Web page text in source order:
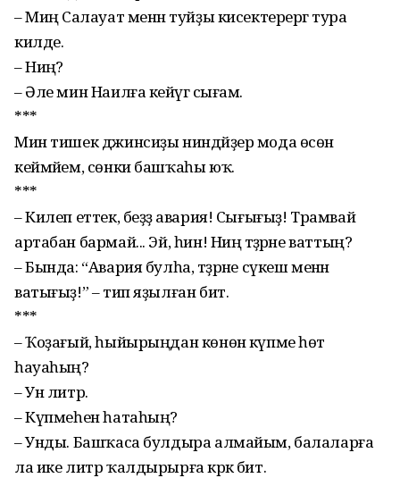
– Миңә Салауат менән туйҙы кисектерергә тура
килде.
– Ниңә?
– Әле мин Наилға кейәүгә сығам.
***
Мин тишек джинсиҙы ниндәйҙер мода өсөн
кеймәйем, сөнки баш­ҡаһы юҡ.
***
– Килеп еттек, беҙҙә авария! Сығығыҙ! Трамвай
артабан бармай... Эй, һин! Ниңә тәҙрәне ваттың?
– Бында: “Авария булһа, тәҙрәне сүкеш менән
ватығыҙ!” – тип яҙылған бит.
***
– Ҡоҙағый, һыйы­рың­дан көнөнә күпме һөт
һауаһың?
– Ун литр.
– Күпмеһен һатаһың?
– Унды. Башҡаса булдыра алмайым, бала­ларға
ла ике литр ҡал­дырырға кәрәк бит.